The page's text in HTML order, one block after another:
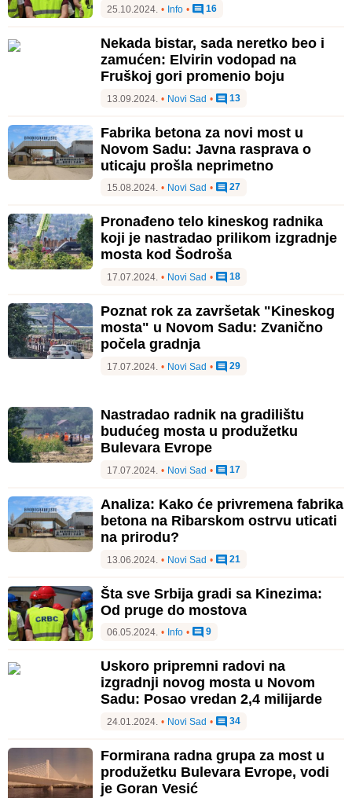
25.10.2024. • Info • 16
Nekada bistar, sada neretko beo i
zamućen: Elvirin vodopad na
Fruškoj gori promenio boju
13.09.2024. • Novi Sad • 13
Fabrika betona za novi most u
Novom Sadu: Javna rasprava o
uticaju prošla neprimetno
15.08.2024. • Novi Sad • 27
Pronađeno telo kineskog radnika
koji je nastradao prilikom izgradnje
mosta kod Šodroša
17.07.2024. • Novi Sad • 18
Poznat rok za završetak "Kineskog
mosta" u Novom Sadu: Zvanično
počela gradnja
17.07.2024. • Novi Sad • 29
Nastradao radnik na gradilištu
budućeg mosta u produžetku
Bulevara Evrope
17.07.2024. • Novi Sad • 17
Analiza: Kako će privremena fabrika
betona na Ribarskom ostrvu uticati
na prirodu?
13.06.2024. • Novi Sad • 21
Šta sve Srbija gradi sa Kinezima:
Od pruge do mostova
06.05.2024. • Info • 9
Uskoro pripremni radovi na
izgradnji novog mosta u Novom
Sadu: Posao vredan 2,4 milijarde
24.01.2024. • Novi Sad • 34
Formirana radna grupa za most u
produžetku Bulevara Evrope, vodi
je Goran Vesić